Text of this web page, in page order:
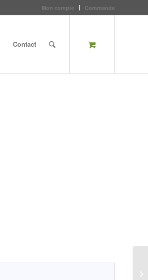
Mon compte Commande
Contact